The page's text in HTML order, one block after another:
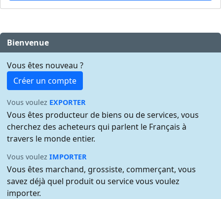
Bienvenue
Vous êtes nouveau ?
Créer un compte
Vous voulez EXPORTER
Vous êtes producteur de biens ou de services, vous
cherchez des acheteurs qui parlent le Français à
travers le monde entier.
Vous voulezIMPORTER
Vous êtes marchand, grossiste, commerçant, vous
savez déjà quel produit ou service vous voulez
importer.